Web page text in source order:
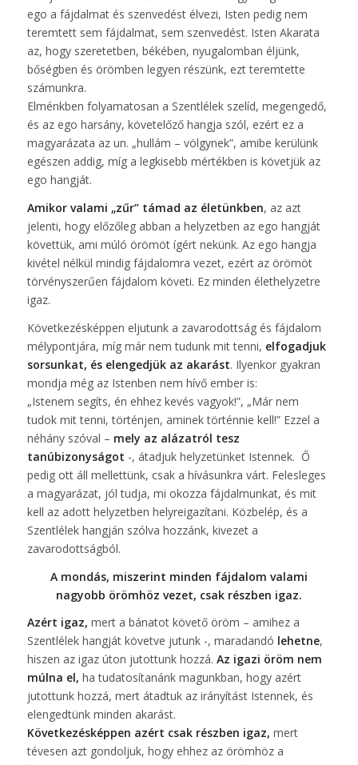
ego a fájdalmat és szenvedést élvezi, Isten pedig nem
teremtett sem fájdalmat, sem szenvedést. Isten Akarata
az, hogy szeretetben, békében, nyugalomban éljünk,
bőségben és örömben legyen részünk, ezt teremtette
számunkra.
Elménkben folyamatosan a Szentlélek szelíd, megengedő,
és az ego harsány, követelőző hangja szól, ezért ez a
magyarázata az un. „hullám – völgynek”, amibe kerülünk
egészen addig, míg a legkisebb mértékben is követjük az
ego hangját.
Amikor valami „zűr” támad az életünkben, az azt
jelenti, hogy előzőleg abban a helyzetben az ego hangját
követtük, ami múló örömöt ígért nekünk. Az ego hangja
kivétel nélkül mindig fájdalomra vezet, ezért az örömöt
törvényszerűen fájdalom követi. Ez minden élethelyzetre
igaz.
Következésképpen eljutunk a zavarodottság és fájdalom
mélypontjára, míg már nem tudunk mit tenni, elfogadjuk
sorsunkat, és elengedjük az akarást. Ilyenkor gyakran
mondja még az Istenben nem hívő ember is:
„Istenem segíts, én ehhez kevés vagyok!”, „Már nem
tudok mit tenni, történjen, aminek történnie kell!” Ezzel a
néhány szóval – mely az alázatról tesz
tanúbizonyságot -, átadjuk helyzetünket Istennek. Ő
pedig ott áll mellettünk, csak a hívásunkra várt. Felesleges
a magyarázat, jól tudja, mi okozza fájdalmunkat, és mit
kell az adott helyzetben helyreigazítani. Közbelép, és a
Szentlélek hangján szólva hozzánk, kivezet a
zavarodottságból.
A mondás, miszerint minden fájdalom valami
nagyobb örömhöz vezet, csak részben igaz.
Azért igaz, mert a bánatot követő öröm – amihez a
Szentlélek hangját követve jutunk -, maradandó lehetne,
hiszen az igaz úton jutottunk hozzá. Az igazi öröm nem
múlna el, ha tudatosítanánk magunkban, hogy azért
jutottunk hozzá, mert átadtuk az irányítást Istennek, és
elengedtünk minden akarást.
Következésképpen azért csak részben igaz, mert
tévesen azt gondoljuk, hogy ehhez az örömhöz a